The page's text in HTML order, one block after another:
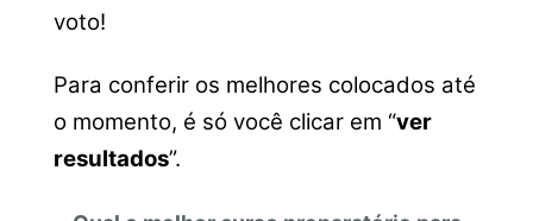
voto!
Para conferir os melhores colocados até
o momento, é só você clicar em “ver
resultados”.